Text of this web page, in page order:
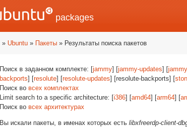
packages
» Ubuntu » Пакеты » Результаты поиска пакетов
Поиск в заданном комплекте: [jammy] [jammy-updates] [
backports] [resolute] [resolute-updates] [resolute-backports] [
Поиск во всех комплектах
Limit search to a specific architecture: [i386] [amd64] [arm64] [
Поиск во всех архитектурах
Вы искали пакеты, в именах которых есть libxfreerdp-client-